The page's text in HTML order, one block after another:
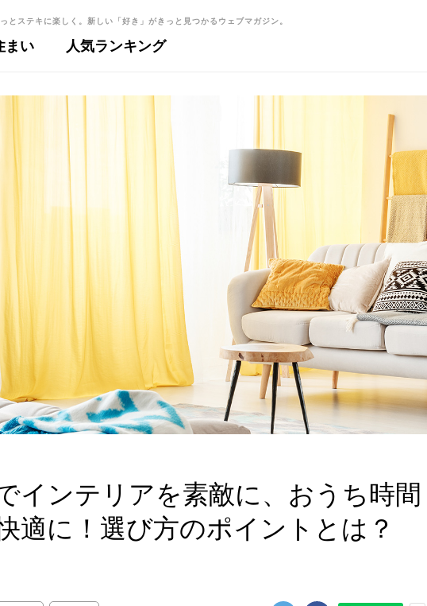
とステキに楽しく。 新しい「好き」がきっと見つかるウェブマガジン。
まい 人気ランキング
インテリアを素敵に、おうち時間
適に！選び方のポイントとは？